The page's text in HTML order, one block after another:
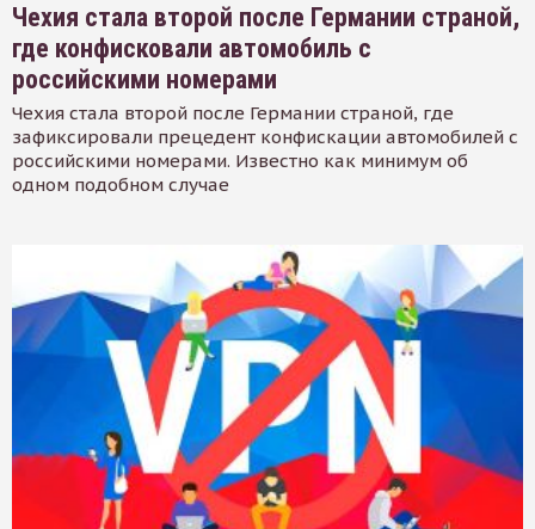
Чехия стала второй после Германии страной,
где конфисковали автомобиль с
российскими номерами
Чехия стала второй после Германии страной, где
зафиксировали прецедент конфискации автомобилей с
российскими номерами. Известно как минимум об
одном подобном случае